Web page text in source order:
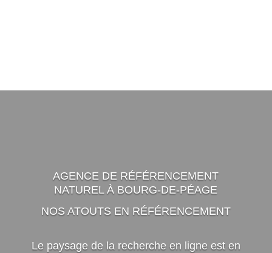
AGENCE DE RÉFÉRENCEMENT
NATUREL À BOURG-DE-PÉAGE
NOS ATOUTS EN RÉFÉRENCEMENT
Le paysage de la recherche en ligne est en